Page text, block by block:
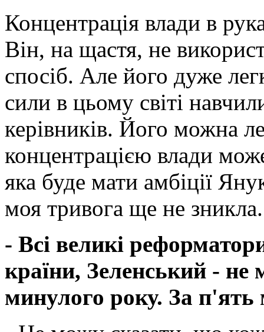
Концентрація влади в
Він, на щастя, не
спосіб. Але його дуже
сили в цьому світі
керівників. Його можна
концентрацією влади
яка буде мати амбіції
моя тривога ще не зникла.
- Всі великі
країни, Зеленський - не
минулого року. За п'ять